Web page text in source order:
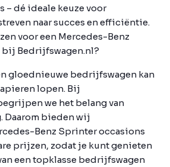
– dé ideale keuze voor
naar succes en efficiëntie.
voor een Mercedes-Benz
Bedrijfswagen.nl?
gloednieuwe bedrijfswagen kan
lopen. Bij
we het belang van
Daarom bieden wij
Benz Sprinter occasions
prijzen, zodat je kunt genieten
een topklasse bedrijfswagen